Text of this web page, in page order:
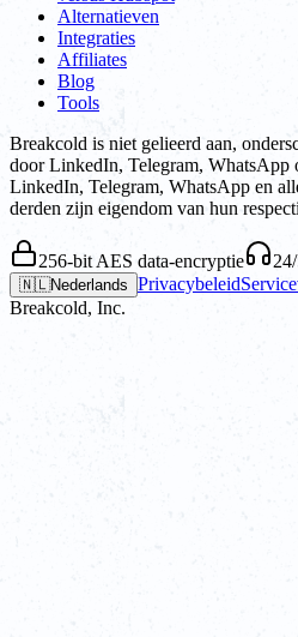
Alternatieven
Integraties
Affiliates
Blog
Tools
Breakcold is niet gelieerd aan,
door LinkedIn, Telegram, WhatsApp
LinkedIn, Telegram, WhatsApp en
derden zijn eigendom van hun
256-bit AES data-encryptie
🇳🇱Nederlands Privacybeleid
Breakcold, Inc.